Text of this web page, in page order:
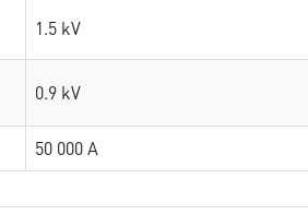
1.5 kV
0.9 kV
50 000 A